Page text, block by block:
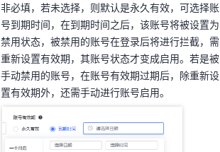
非必填，若未选择，则默认是永久有效，可选择账
号到期时间，在到期时间之后，该账号将被设置为
禁用状态，被禁用的账号在登录后将进行拦截，需
重新设置有效期，其账号状态才变成启用。若是被
手动禁用的账号，在账号有效期过期后，除重新设
置有效期外，还需手动进行账号启用。